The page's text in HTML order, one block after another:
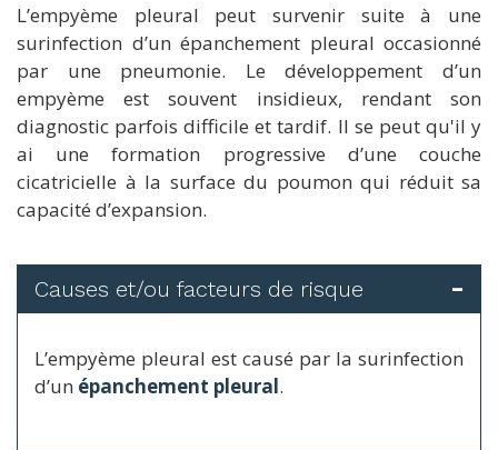
L’empyème pleural peut survenir suite à une
surinfection d’un épanchement pleural occasionné
par une pneumonie. Le développement d’un
empyème est souvent insidieux, rendant son
diagnostic parfois difficile et tardif. Il se peut qu'il y
ai une formation progressive d’une couche
cicatricielle à la surface du poumon qui réduit sa
capacité d’expansion.
Causes et/ou facteurs de risque
L’empyème pleural est causé par la surinfection
d’un épanchement pleural.